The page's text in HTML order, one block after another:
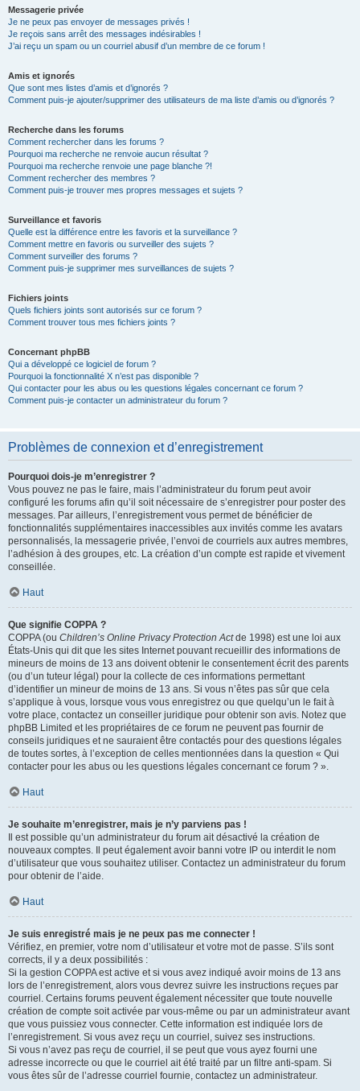
Messagerie privée
Je ne peux pas envoyer de messages privés !
Je reçois sans arrêt des messages indésirables !
J’ai reçu un spam ou un courriel abusif d’un membre de ce forum !
Amis et ignorés
Que sont mes listes d’amis et d’ignorés ?
Comment puis-je ajouter/supprimer des utilisateurs de ma liste d’amis ou d’ignorés ?
Recherche dans les forums
Comment rechercher dans les forums ?
Pourquoi ma recherche ne renvoie aucun résultat ?
Pourquoi ma recherche renvoie une page blanche ?!
Comment rechercher des membres ?
Comment puis-je trouver mes propres messages et sujets ?
Surveillance et favoris
Quelle est la différence entre les favoris et la surveillance ?
Comment mettre en favoris ou surveiller des sujets ?
Comment surveiller des forums ?
Comment puis-je supprimer mes surveillances de sujets ?
Fichiers joints
Quels fichiers joints sont autorisés sur ce forum ?
Comment trouver tous mes fichiers joints ?
Concernant phpBB
Qui a développé ce logiciel de forum ?
Pourquoi la fonctionnalité X n’est pas disponible ?
Qui contacter pour les abus ou les questions légales concernant ce forum ?
Comment puis-je contacter un administrateur du forum ?
Problèmes de connexion et d’enregistrement
Pourquoi dois-je m’enregistrer ?
Vous pouvez ne pas le faire, mais l’administrateur du forum peut avoir
configuré les forums afin qu’il soit nécessaire de s’enregistrer pour poster des
messages. Par ailleurs, l’enregistrement vous permet de bénéficier de
fonctionnalités supplémentaires inaccessibles aux invités comme les avatars
personnalisés, la messagerie privée, l’envoi de courriels aux autres membres,
l’adhésion à des groupes, etc. La création d’un compte est rapide et vivement
conseillée.
Haut
Que signifie COPPA ?
COPPA (ou Children’s Online Privacy Protection Actde 1998) est une loi aux
États-Unis qui dit que les sites Internet pouvant recueillir des informations de
mineurs de moins de 13 ans doivent obtenir le consentement écrit des parents
(ou d’un tuteur légal) pour la collecte de ces informations permettant
d’identifier un mineur de moins de 13 ans. Si vous n’êtes pas sûr que cela
s’applique à vous, lorsque vous vous enregistrez ou que quelqu’un le fait à
votre place, contactez un conseiller juridique pour obtenir son avis. Notez que
phpBB Limited et les propriétaires de ce forum ne peuvent pas fournir de
conseils juridiques et ne sauraient être contactés pour des questions légales
de toutes sortes, à l’exception de celles mentionnées dans la question « Qui
contacter pour les abus ou les questions légales concernant ce forum ? ».
Haut
Je souhaite m’enregistrer, mais je n’y parviens pas !
Il est possible qu’un administrateur du forum ait désactivé la création de
nouveaux comptes. Il peut également avoir banni votre IP ou interdit le nom
d’utilisateur que vous souhaitez utiliser. Contactez un administrateur du forum
pour obtenir de l’aide.
Haut
Je suis enregistré mais je ne peux pas me connecter !
Vérifiez, en premier, votre nom d’utilisateur et votre mot de passe. S’ils sont
corrects, il y a deux possibilités :
Si la gestion COPPA est active et si vous avez indiqué avoir moins de 13 ans
lors de l’enregistrement, alors vous devrez suivre les instructions reçues par
courriel. Certains forums peuvent également nécessiter que toute nouvelle
création de compte soit activée par vous-même ou par un administrateur avant
que vous puissiez vous connecter. Cette information est indiquée lors de
l’enregistrement. Si vous avez reçu un courriel, suivez ses instructions.
Si vous n’avez pas reçu de courriel, il se peut que vous ayez fourni une
adresse incorrecte ou que le courriel ait été traité par un filtre anti-spam. Si
vous êtes sûr de l’adresse courriel fournie, contactez un administrateur.